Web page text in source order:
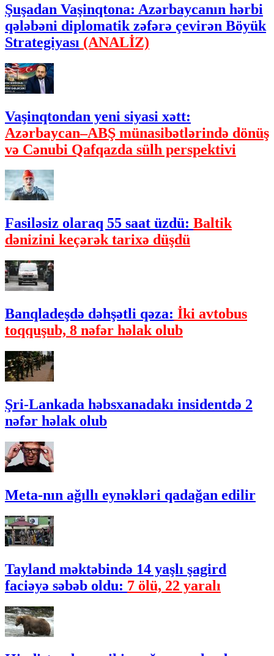
Şuşadan Vaşinqtona: Azərbaycanın hərbi
qələbəni diplomatik zəfərə çevirən Böyük
Strategiyası (ANALİZ)
Vaşinqtondan yeni siyasi xətt:
Azərbaycan–ABŞ münasibətlərində dönüş
və Cənubi Qafqazda sülh perspektivi
Fasiləsiz olaraq 55 saat üzdü: Baltik
dənizini keçərək tarixə düşdü
Banqladeşdə dəhşətli qəza: İki avtobus
toqquşub, 8 nəfər həlak olub
Şri-Lankada həbsxanadakı insidentdə 2
nəfər həlak olub
Meta-nın ağıllı eynəkləri qadağan edilir
Tayland məktəbində 14 yaşlı şagird
faciəyə səbəb oldu: 7 ölü, 22 yaralı